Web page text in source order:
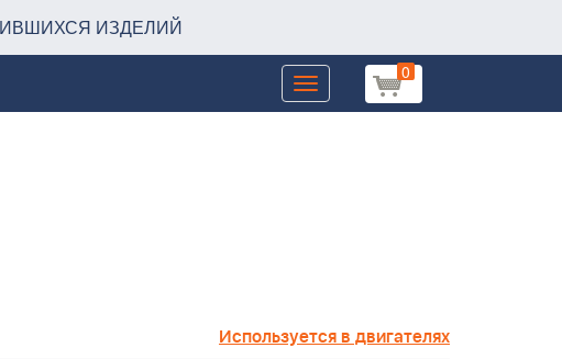
ИЗДЕЛИЙ
0
Toggle
navigation
Используется в двигателях